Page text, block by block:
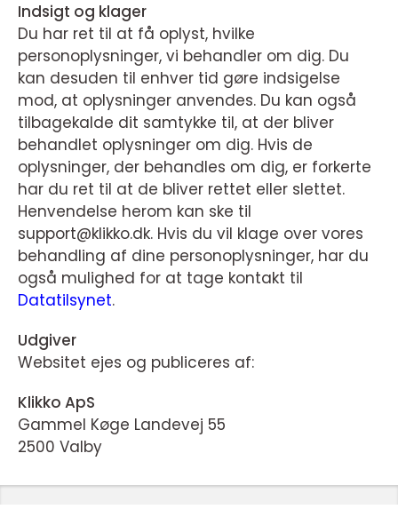
Indsigt og klager
Du har ret til at få oplyst, hvilke
personoplysninger, vi behandler om dig. Du
kan desuden til enhver tid gøre indsigelse
mod, at oplysninger anvendes. Du kan også
tilbagekalde dit samtykke til, at der bliver
behandlet oplysninger om dig. Hvis de
oplysninger, der behandles om dig, er forkerte
har du ret til at de bliver rettet eller slettet.
Henvendelse herom kan ske til
support@klikko.dk. Hvis du vil klage over vores
behandling af dine personoplysninger, har du
også mulighed for at tage kontakt til
Datatilsynet.
Udgiver
Websitet ejes og publiceres af:
Klikko ApS
Gammel Køge Landevej 55
2500 Valby